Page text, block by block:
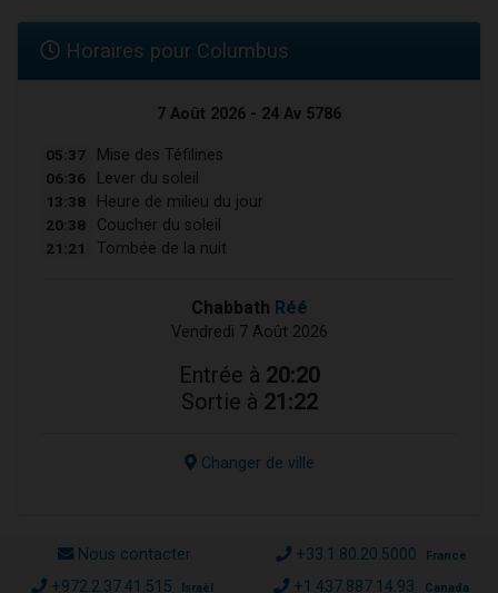
Horaires pour Columbus
7 Août 2026 - 24 Av 5786
05:37 Mise des Téfilines
06:36 Lever du soleil
13:38 Heure de milieu du jour
20:38 Coucher du soleil
21:21 Tombée de la nuit
Chabbath Réé
Vendredi 7 Août 2026
Entrée à 20:20
Sortie à 21:22
Changer de ville
Nous contacter +33.1.80.20.5000 France
+972.2.37.41.515 Israël +1.437.887.14.93 Canada